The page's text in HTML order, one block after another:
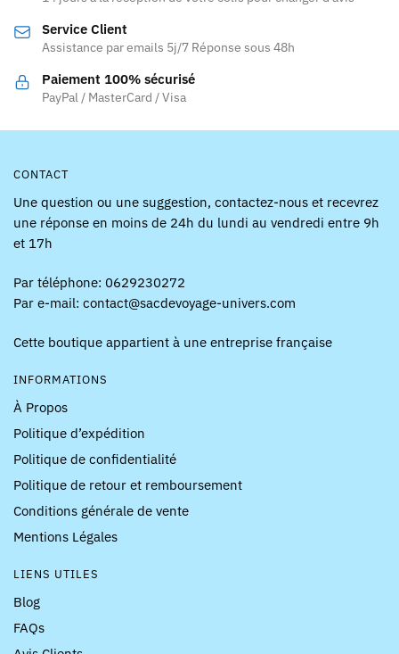
choisies
sur
la
page
Service Client
Assistance par emails 5j/7 Réponse sous 48h
Paiement 100% sécurisé
PayPal / MasterCard / Visa
CONTACT
Une question ou une suggestion, contactez-nous et recevrez
une réponse en moins de 24h du lundi au vendredi entre 9h
et 17h
Par téléphone: 0629230272
Par e-mail: contact@sacdevoyage-univers.com
Cette boutique appartient à une entreprise française
INFORMATIONS
À Propos
Politique d’expédition
Politique de confidentialité
Politique de retour et remboursement
Conditions générale de vente
Mentions Légales
LIENS UTILES
Blog
FAQs